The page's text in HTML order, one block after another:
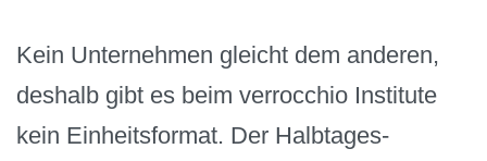
Kein Unternehmen gleicht dem anderen,
deshalb gibt es beim verrocchio Institute
kein Einheitsformat. Der Halbtages-